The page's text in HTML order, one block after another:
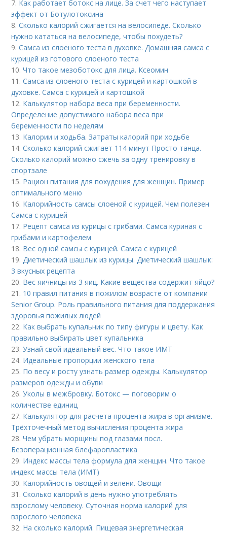
7. Как работает ботокс на лице. За счет чего наступает
эффект от Ботулотоксина
8.Сколько калорий сжигается на велосипеде. Сколько
нужно кататься на велосипеде, чтобы похудеть?
9.Самса из слоеного теста в духовке. Домашняя самса с
курицей из готового слоеного теста
10.Что такое мезоботокс для лица. Ксеомин
11.Самса из слоеного теста с курицей и картошкой в
духовке. Самса с курицей и картошкой
12. Калькулятор набора веса при беременности.
Определение допустимого набора веса при
беременности по неделям
13. Калории и ходьба. Затраты калорий при ходьбе
14.Сколько калорий сжигает 114 минут Просто танца.
Сколько калорий можно сжечь за одну тренировку в
спортзале
15. Рацион питания для похудения для женщин. Пример
оптимального меню
16. Калорийность самсы слоеной с курицей. Чем полезен
Самса с курицей
17. Рецепт самса из курицы с грибами. Самса куриная с
грибами и картофелем
18. Вес одной самсы с курицей. Самса с курицей
19.Диетический шашлык из курицы. Диетический шашлык:
3 вкусных рецепта
20. Вес яичницы из 3 яиц. Какие вещества содержит яйцо?
21. 10 правил питания в пожилом возрасте от компании
Senior Group. Роль правильного питания для поддержания
здоровья пожилых людей
22. Как выбрать купальник по типу фигуры и цвету. Как
правильно выбирать цвет купальника
23.Узнай свой идеальный вес. Что такое ИМТ
24. Идеальные пропорции женского тела
25. По весу и росту узнать размер одежды. Калькулятор
размеров одежды и обуви
26.Уколы в межбровку. Ботокс — поговорим о
количестве единиц
27. Калькулятор для расчета процента жира в организме.
Трёхточечный метод вычисления процента жира
28.Чем убрать морщины под глазами посл.
Безоперационная блефаропластика
29. Индекс массы тела формула для женщин. Что такое
индекс массы тела (ИМТ)
30. Калорийность овощей и зелени. Овощи
31.Сколько калорий в день нужно употреблять
взрослому человеку. Суточная норма калорий для
взрослого человека
32. На сколько калорий. Пищевая энергетическая